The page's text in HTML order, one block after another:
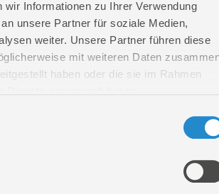
wir Informationen zu Ihrer Verwendung
unsere Partner für soziale Medien,
weiter. Unsere Partner führen diese
mit weiteren Daten
haben oder die sie im Rahmen
1,3 mm
Oregon
1,3 mm
Schwert/leere Tanks: